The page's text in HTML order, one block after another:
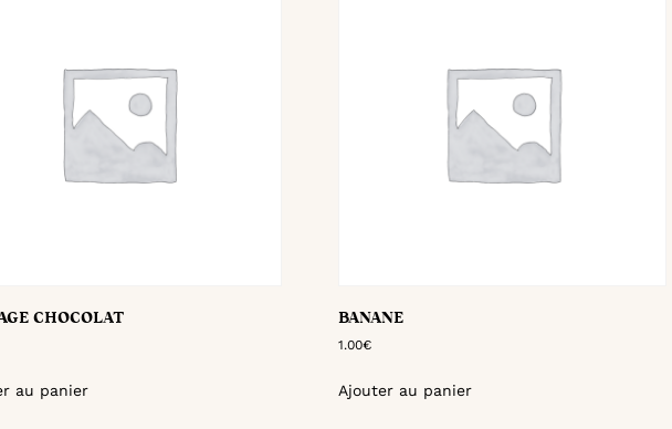
CHOCOLAT
au panier
BANANE
1.00€
Ajouter au panier